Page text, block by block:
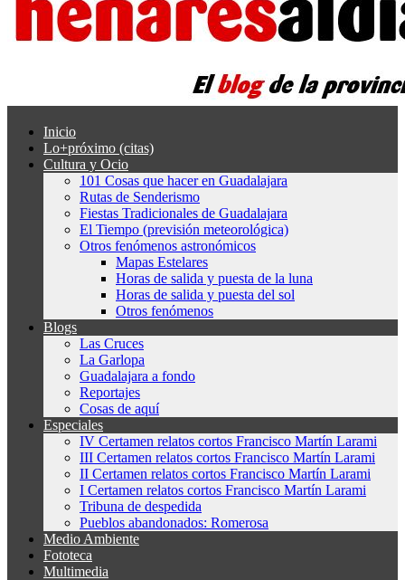
Inicio
Lo+próximo (citas)
Cultura y Ocio
101 Cosas que hacer en Guadalajara
Rutas de Senderismo
Fiestas Tradicionales de Guadalajara
El Tiempo (previsión meteorológica)
Otros fenómenos astronómicos
Mapas Estelares
Horas de salida y puesta de la luna
Horas de salida y puesta del sol
Otros fenómenos
Blogs
Las Cruces
La Garlopa
Guadalajara a fondo
Reportajes
Cosas de aquí
Especiales
IV Certamen relatos cortos Francisco Martín Larami
III Certamen relatos cortos Francisco Martín Larami
II Certamen relatos cortos Francisco Martín Larami
I Certamen relatos cortos Francisco Martín Larami
Tribuna de despedida
Pueblos abandonados: Romerosa
Medio Ambiente
Fototeca
Multimedia